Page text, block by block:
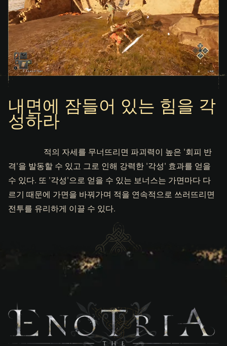
내면에 잠들어 있는 힘을 각
성하라
적의 자세를 무너뜨리면 파괴력이 높은 '회피 반
격'을 발동할 수 있고 그로 인해 강력한 '각성' 효과를 얻을
수 있다. 또 '각성'으로 얻을 수 있는 보너스는 가면마다 다
르기 때문에 가면을 바꿔가며 적을 연속적으로 쓰러뜨리면
전투를 유리하게 이끌 수 있다.